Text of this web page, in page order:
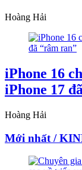
Hoàng Hải
iPhone 16
iPhone 17
Hoàng Hải
Mới nhất /